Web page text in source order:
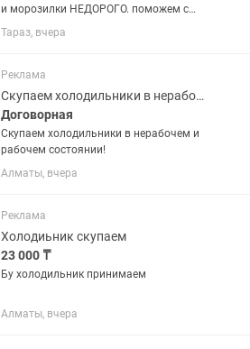
и морозилки НЕДОРОГО. поможем с
утилизацией и выноса с этажей старой
техники.
Тараз, вчера
Реклама
Скупаем холодильники в нерабочем и рабочем состоянии!
Договорная
Скупаем холодильники в нерабочем и
рабочем состоянии!
Алматы, вчера
Реклама
Холодиьник скупаем
23 000 ₸
Бу холодильник принимаем
Алматы, вчера